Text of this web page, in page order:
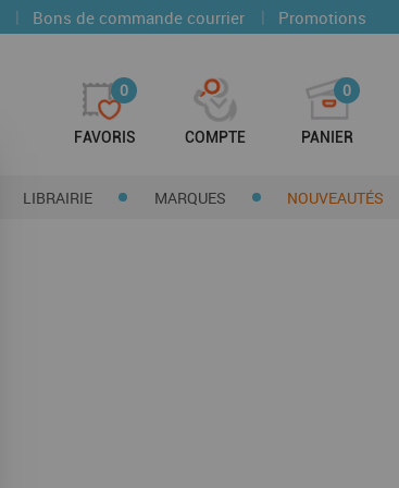
| Bons de commande courrier | Promotions
0
FAVORIS COMPTE
0
PANIER
LIBRAIRIE MARQUES NOUVEAUTÉS